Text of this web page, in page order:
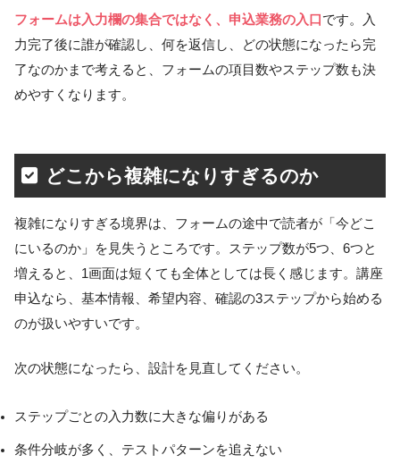
フォームは入力欄の集合ではなく、申込業務の入口です。入
力完了後に誰が確認し、何を返信し、どの状態になったら完
了なのかまで考えると、フォームの項目数やステップ数も決
めやすくなります。
どこから複雑になりすぎるのか
複雑になりすぎる境界は、フォームの途中で読者が「今どこ
にいるのか」を見失うところです。ステップ数が5つ、6つと
増えると、1画面は短くても全体としては長く感じます。講座
申込なら、基本情報、希望内容、確認の3ステップから始める
のが扱いやすいです。
次の状態になったら、設計を見直してください。
ステップごとの入力数に大きな偏りがある
条件分岐が多く、テストパターンを追えない